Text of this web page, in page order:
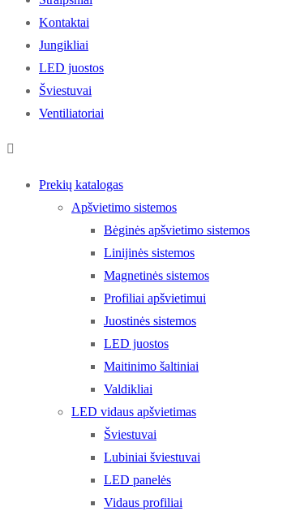
Kontaktai
Jungikliai
LED juostos
Šviestuvai
Ventiliatoriai
Prekių katalogas
Apšvietimo sistemos
Bėginės apšvietimo sistemos
Linijinės sistemos
Magnetinės sistemos
Profiliai apšvietimui
Juostinės sistemos
LED juostos
Maitinimo šaltiniai
Valdikliai
LED vidaus apšvietimas
Šviestuvai
Lubiniai šviestuvai
LED panelės
Vidaus profiliai